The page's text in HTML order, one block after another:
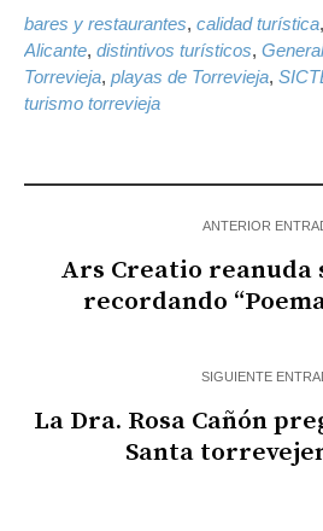
bares y restaurantes, calidad turística,
Alicante, distintivos turísticos,
Torrevieja, playas de Torrevieja,
turismo torrevieja
ANTERIOR
Ars Creatio reanuda
recordando
SIGUIENTE
La Dra. Rosa Cañón
Santa